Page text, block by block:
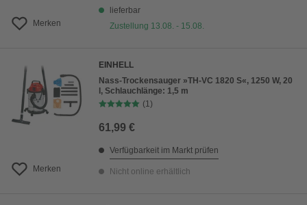
Merken
lieferbar
Zustellung 13.08. - 15.08.
Merken
EINHELL
Nass-Trockensauger »TH-VC 1820 S«, 1250 W, 20
l, Schlauchlänge: 1,5 m
(1)
61,99 €
Verfügbarkeit im Markt prüfen
Nicht online erhältlich